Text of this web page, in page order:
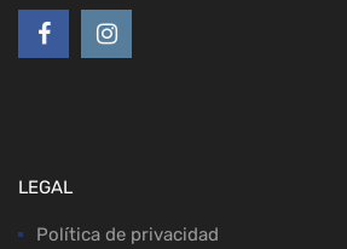
LEGAL
Política de privacidad